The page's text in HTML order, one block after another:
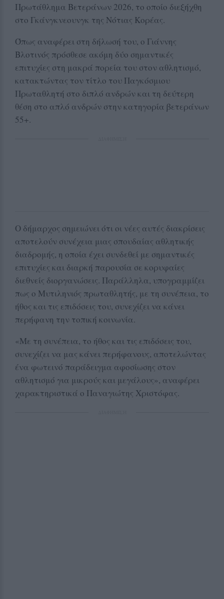
Πρωτάθλημα Βετεράνων 2026, το οποίο διεξήχθη
στο Γκάνγκνεουνγκ της Νότιας Κορέας.
Όπως αναφέρει στη δήλωσή του, ο Γιάννης
Βλοτινός πρόσθεσε ακόμη δύο σημαντικές
επιτυχίες στη μακρά πορεία του στον αθλητισμό,
κατακτώντας τον τίτλο του Παγκόσμιου
Πρωταθλητή στο διπλό ανδρών και τη δεύτερη
θέση στο απλό ανδρών στην κατηγορία βετεράνων
55+.
Ο δήμαρχος σημειώνει ότι οι νέες αυτές διακρίσεις
αποτελούν συνέχεια μιας σπουδαίας αθλητικής
διαδρομής, η οποία έχει συνδεθεί με σημαντικές
επιτυχίες και διαρκή παρουσία σε κορυφαίες
διεθνείς διοργανώσεις. Παράλληλα, υπογραμμίζει
πως ο Μυτιληνιός πρωταθλητής, με τη συνέπεια, το
ήθος και τις επιδόσεις του, συνεχίζει να κάνει
περήφανη την τοπική κοινωνία.
«Με τη συνέπεια, το ήθος και τις επιδόσεις του,
συνεχίζει να μας κάνει περήφανους, αποτελώντας
ένα φωτεινό παράδειγμα αφοσίωσης στον
αθλητισμό για μικρούς και μεγάλους», αναφέρει
χαρακτηριστικά ο Παναγιώτης Χριστόφας.